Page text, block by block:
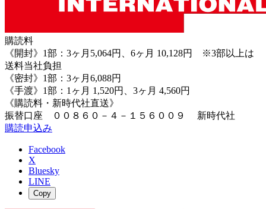
購読料
《開封》1部：3ヶ月5,064円、6ヶ月 10,128円 ※3部以上は
送料当社負担
《密封》1部：3ヶ月6,088円
《手渡》1部：1ヶ月 1,520円、3ヶ月 4,560円
《購読料・新時代社直送》
振替口座 ００８６０－４－１５６００９ 新時代社
購読申込み
Facebook
X
Bluesky
LINE
Copy